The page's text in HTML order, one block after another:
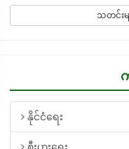
သတင်းမ
နိုင်ငံရေး